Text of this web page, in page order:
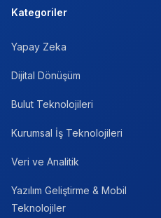
Kategoriler
Yapay Zeka
Dijital Dönüşüm
Bulut Teknolojileri
Kurumsal İş Teknolojileri
Veri ve Analitik
Yazılım Geliştirme & Mobil
Teknolojiler